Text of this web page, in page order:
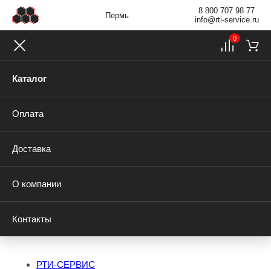
Пермь
8 800 707 98 77
info@rti-service.ru
Каталог
Оплата
Доставка
О компании
Контакты
0
РТИ-СЕРВИС